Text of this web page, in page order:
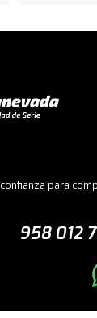
para
958 012